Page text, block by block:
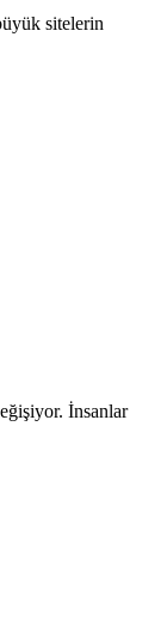
sitelerin
İnsanlar